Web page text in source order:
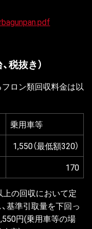
税抜き）
ロン類回収料金は以
乗用車等
1,550（最低額320）
170
上の回収において定
基準引取量を下回っ
円(乗用車等の場